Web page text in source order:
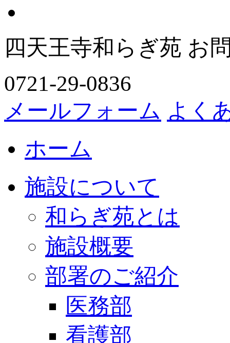
四天王寺和らぎ苑 お
0721-29-0836
メールフォーム よく
ホーム
施設について
和らぎ苑とは
施設概要
部署のご紹介
医務部
看護部